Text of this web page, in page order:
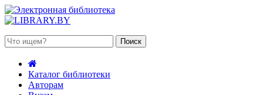
Каталог библиотеки
Авторам